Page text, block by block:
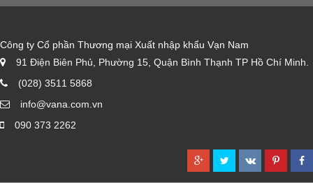
Công ty Cổ phần Thương mại Xuất nhập khẩu Vạn Nam
91 Điện Biên Phủ, Phường 15, Quận Bình Thạnh TP Hồ Chí Minh.
(028) 3511 5868
info@vana.com.vn
090 373 2262